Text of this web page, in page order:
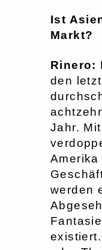
Ist
Markt?
Rinero:
den
Jahr.
werden